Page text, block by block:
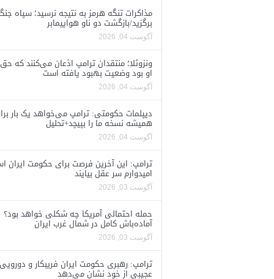
مذاکرات تنگه هرمز به نتیجه نرسید؛ سپاه
برگزید/بازگشت دو ناو هواپیمابر
آگوست 04, 2026
ونزوئلا؛ منتقدان ترامپ اذعان می‌کنند که حق
او بود وضعیت بهبود یافته است
آگوست 04, 2026
دیپلمات حکومتی: ترامپ می‌خواهد یک بار
همیشه نسخه ما را بپیچد+تحلیل
آگوست 04, 2026
ترامپ: این آخرین فرصت برای حکومت ایران
امیدوارم سر عقل بیایند
آگوست 03, 2026
حمله احتمالی آمریکا چه شکلی خواهد بود؟
آماده‌باش کامل در شمال غرب ایران
آگوست 03, 2026
ترامپ: رهبری حکومت ایران فریبکار و دورویی
عجیبی از خود نشان می‌دهد